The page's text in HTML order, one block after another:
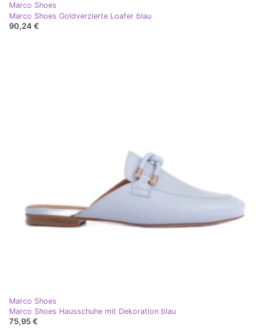
Marco Shoes
Marco Shoes Goldverzierte Loafer blau
90,24 €
Marco Shoes
Marco Shoes Hausschuhe mit Dekoration blau
75,95 €